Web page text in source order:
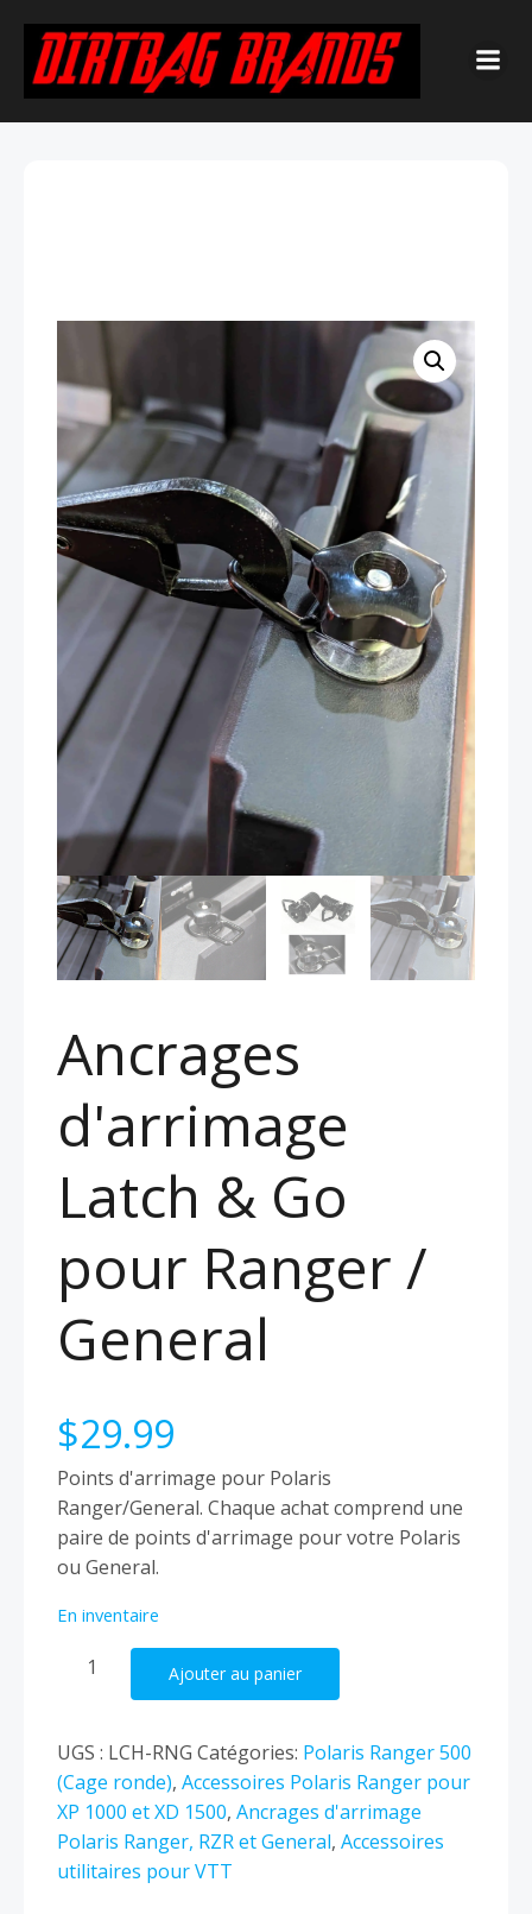
Ancrages
d'arrimage
Latch & Go
pour Ranger /
General
$29.99
Points d'arrimage pour Polaris
Ranger/General. Chaque achat comprend une
paire de points d'arrimage pour votre Polaris
ou General.
En inventaire
quantité
&
Go
Tie
Down
Anchors
Ajouter au panier
UGS : LCH-RNG Catégories: Polaris Ranger 500
(Cage ronde), Accessoires Polaris Ranger pour
XP 1000 et XD 1500, Ancrages d'arrimage
Polaris Ranger, RZR et General, Accessoires
utilitaires pour VTT